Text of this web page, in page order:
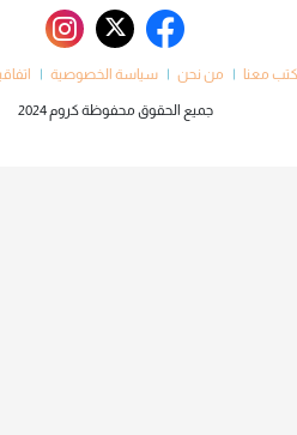
اكتب معنا من نحن سياسة الخصوصية
جميع الحقوق محفوظة كروم 2024